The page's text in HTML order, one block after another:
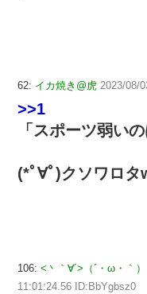
62: イカ焼き@虎 2023/08/
>>1
「スポーツ弱い
(*ﾟ∀ﾟ)クソワロ
106: <丶｀∀´>（´・ω・｀
11:01:24.56 ID:BbYgbsz0